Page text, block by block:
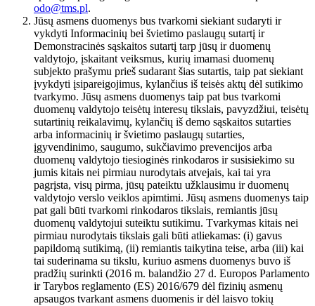
odo@tms.pl.
Jūsų asmens duomenys bus tvarkomi siekiant sudaryti ir
vykdyti Informacinių bei švietimo paslaugų sutartį ir
Demonstracinės sąskaitos sutartį tarp jūsų ir duomenų
valdytojo, įskaitant veiksmus, kurių imamasi duomenų
subjekto prašymu prieš sudarant šias sutartis, taip pat siekiant
įvykdyti įsipareigojimus, kylančius iš teisės aktų dėl sutikimo
tvarkymo. Jūsų asmens duomenys taip pat bus tvarkomi
duomenų valdytojo teisėtų interesų tikslais, pavyzdžiui, teisėtų
sutartinių reikalavimų, kylančių iš demo sąskaitos sutarties
arba informacinių ir švietimo paslaugų sutarties,
įgyvendinimo, saugumo, sukčiavimo prevencijos arba
duomenų valdytojo tiesioginės rinkodaros ir susisiekimo su
jumis kitais nei pirmiau nurodytais atvejais, kai tai yra
pagrįsta, visų pirma, jūsų pateiktu užklausimu ir duomenų
valdytojo verslo veiklos apimtimi. Jūsų asmens duomenys taip
pat gali būti tvarkomi rinkodaros tikslais, remiantis jūsų
duomenų valdytojui suteiktu sutikimu. Tvarkymas kitais nei
pirmiau nurodytais tikslais gali būti atliekamas: (i) gavus
papildomą sutikimą, (ii) remiantis taikytina teise, arba (iii) kai
tai suderinama su tikslu, kuriuo asmens duomenys buvo iš
pradžių surinkti (2016 m. balandžio 27 d. Europos Parlamento
ir Tarybos reglamento (ES) 2016/679 dėl fizinių asmenų
apsaugos tvarkant asmens duomenis ir dėl laisvo tokių